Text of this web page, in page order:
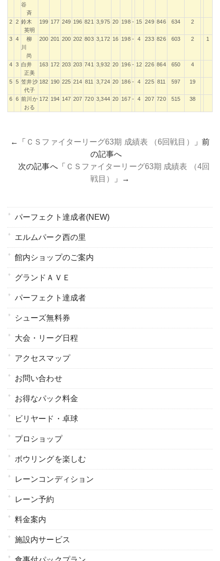
手 名
谷
斉
2 2 鈴木
英明
199 177 249 196 821 3,975 20 198 - 15 249 846 634 2
3 4
柳
川
尚
200 201 200 202 803 3,172 16 198 - 4 233 826 603 2 1
4 3 白井
正美
163 172 203 203 741 3,932 20 196 - 12 226 864 650 4
5 5 笠井沙
代子
182 190 225 214 811 3,724 20 186 - 4 225 811 597 19
6 6 前川か
おる
172 194 147 207 720 3,344 20 167 - 4 207 720 515 38
←「 ＣＳファイターリーグ63期 成績表 （6回戦目）
」前
の記事へ
次の記事へ「 ＣＳファイターリーグ63期 成績表 （4回
戦目）
」→
パーフェクト達成者(NEW)
エルムパーク西の里
館内ショップのご案内
グランドＡＶＥ
パーフェクト達成者
シューズ無料券
大会・リーグ日程
アクセスマップ
お問い合わせ
お得なパック料金
ビリヤード・卓球
プロショップ
ボウリングを楽しむ
レーンコンディション
レーン予約
料金案内
施設内サービス